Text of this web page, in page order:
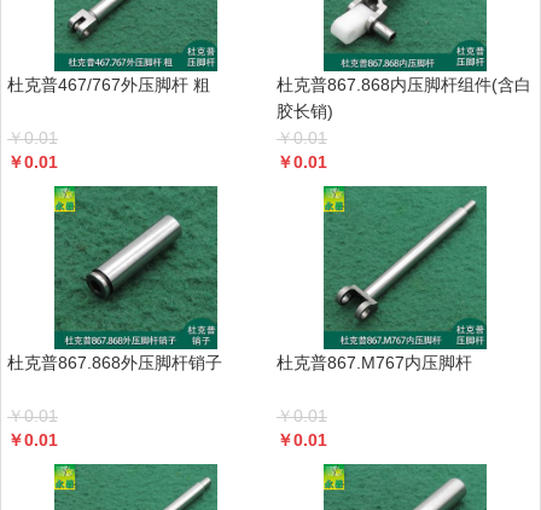
杜克普467/767外压脚杆 粗
￥0.01
￥0.01
杜克普867.868内压脚杆组件(含白
胶长销)
￥0.01
￥0.01
杜克普867.868外压脚杆销子
￥0.01
￥0.01
杜克普867.M767内压脚杆
￥0.01
￥0.01